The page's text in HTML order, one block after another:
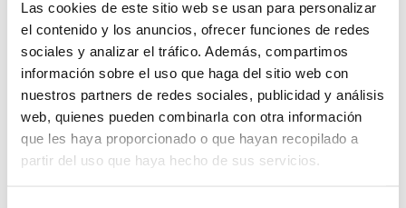
Las cookies de este sitio web se usan para personalizar
el contenido y los anuncios, ofrecer funciones de redes
sociales y analizar el tráfico. Además, compartimos
información sobre el uso que haga del sitio web con
nuestros partners de redes sociales, publicidad y análisis
web, quienes pueden combinarla con otra información
que les haya proporcionado o que hayan recopilado a
partir del uso que haya hecho de sus servicios.
Duotone Sky Air 26
Desde:
Duotone Skybrid Air 26
Desde: